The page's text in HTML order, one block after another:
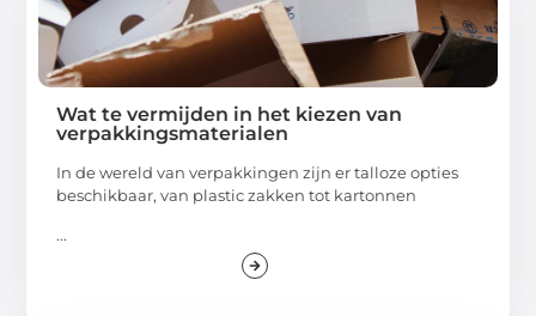
Wat te vermijden in het kiezen van
verpakkingsmaterialen
In de wereld van verpakkingen zijn er talloze opties
beschikbaar, van plastic zakken tot kartonnen
...